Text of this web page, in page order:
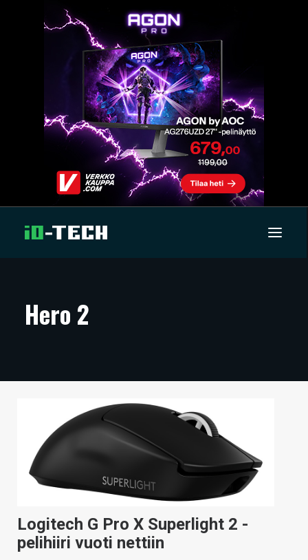
ARTIKKELIT
TECHBBS
HINTA.FI
KAUPPA
Hero 2
Logitech G Pro X Superlight 2 -
pelihiiri vuoti nettiin